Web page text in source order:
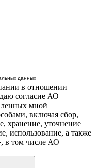
данных
в отношении
согласие АО
мной
включая сбор,
хранение, уточнение
использование, а также
в том числе АО